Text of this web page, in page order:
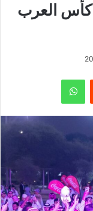
كأس العرب
واتساب